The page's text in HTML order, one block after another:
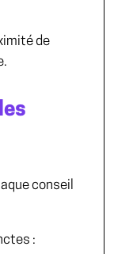
de
conseil
: